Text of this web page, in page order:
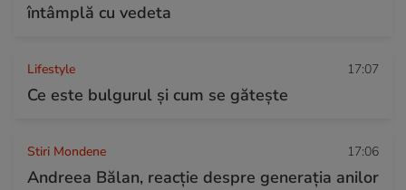
întâmplă cu vedeta
Lifestyle 17:07
Ce este bulgurul și cum se gătește
Stiri Mondene 17:06
Andreea Bălan, reacție despre generația anilor